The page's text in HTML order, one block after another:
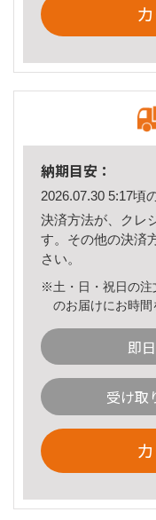
納期目安：
2026.07.30 5:17頃
決済方法が、クレ
す。その他の決済
さい。
※土・日・祝日の注
のお届けにお時間
即
受け取